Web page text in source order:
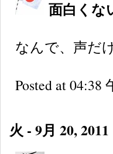
面白くな
なんで、声だ
Posted at 04:38
火 - 9月 20, 2011